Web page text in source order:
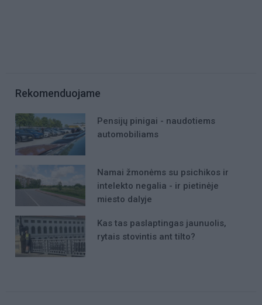
Rekomenduojame
Pensijų pinigai - naudotiems
automobiliams
Namai žmonėms su psichikos ir
intelekto negalia - ir pietinėje
miesto dalyje
Kas tas paslaptingas jaunuolis,
rytais stovintis ant tilto?